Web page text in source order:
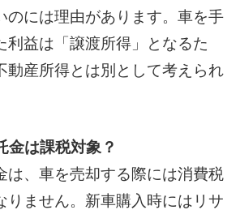
のには理由があります。車を手
利益は「譲渡所得」となるた
動産所得とは別として考えられ
金は課税対象？
は、車を売却する際には消費税
りません。新車購入時にはリサ